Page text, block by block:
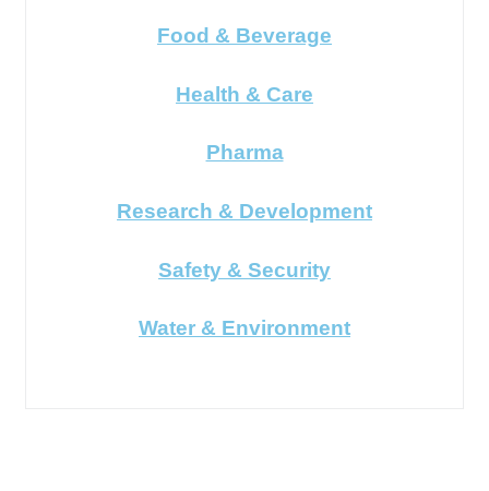
Food & Beverage
Health & Care
Pharma
Research & Development
Safety & Security
Water & Environment